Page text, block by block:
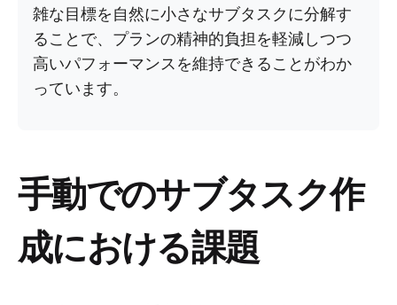
雑な目標を自然に小さなサブタスクに分解す
ることで、プランの精神的負担を軽減しつつ
高いパフォーマンスを維持できることがわか
っています。
手動でのサブタスク作
成における課題